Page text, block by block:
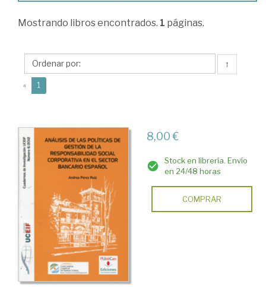
Pérez
Andrea
Mostrando libros encontrados. 1 páginas.
↑
« 1
8,00 €
Stock en librería. Envío
en 24/48 horas
COMPRAR